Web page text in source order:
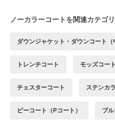
ノーカラーコートを関連カテゴ
ダウンジャケット・ダウンコート（
トレンチコート モッズコート
チェスターコート ステンカ
ピーコート（Pコート） ブ